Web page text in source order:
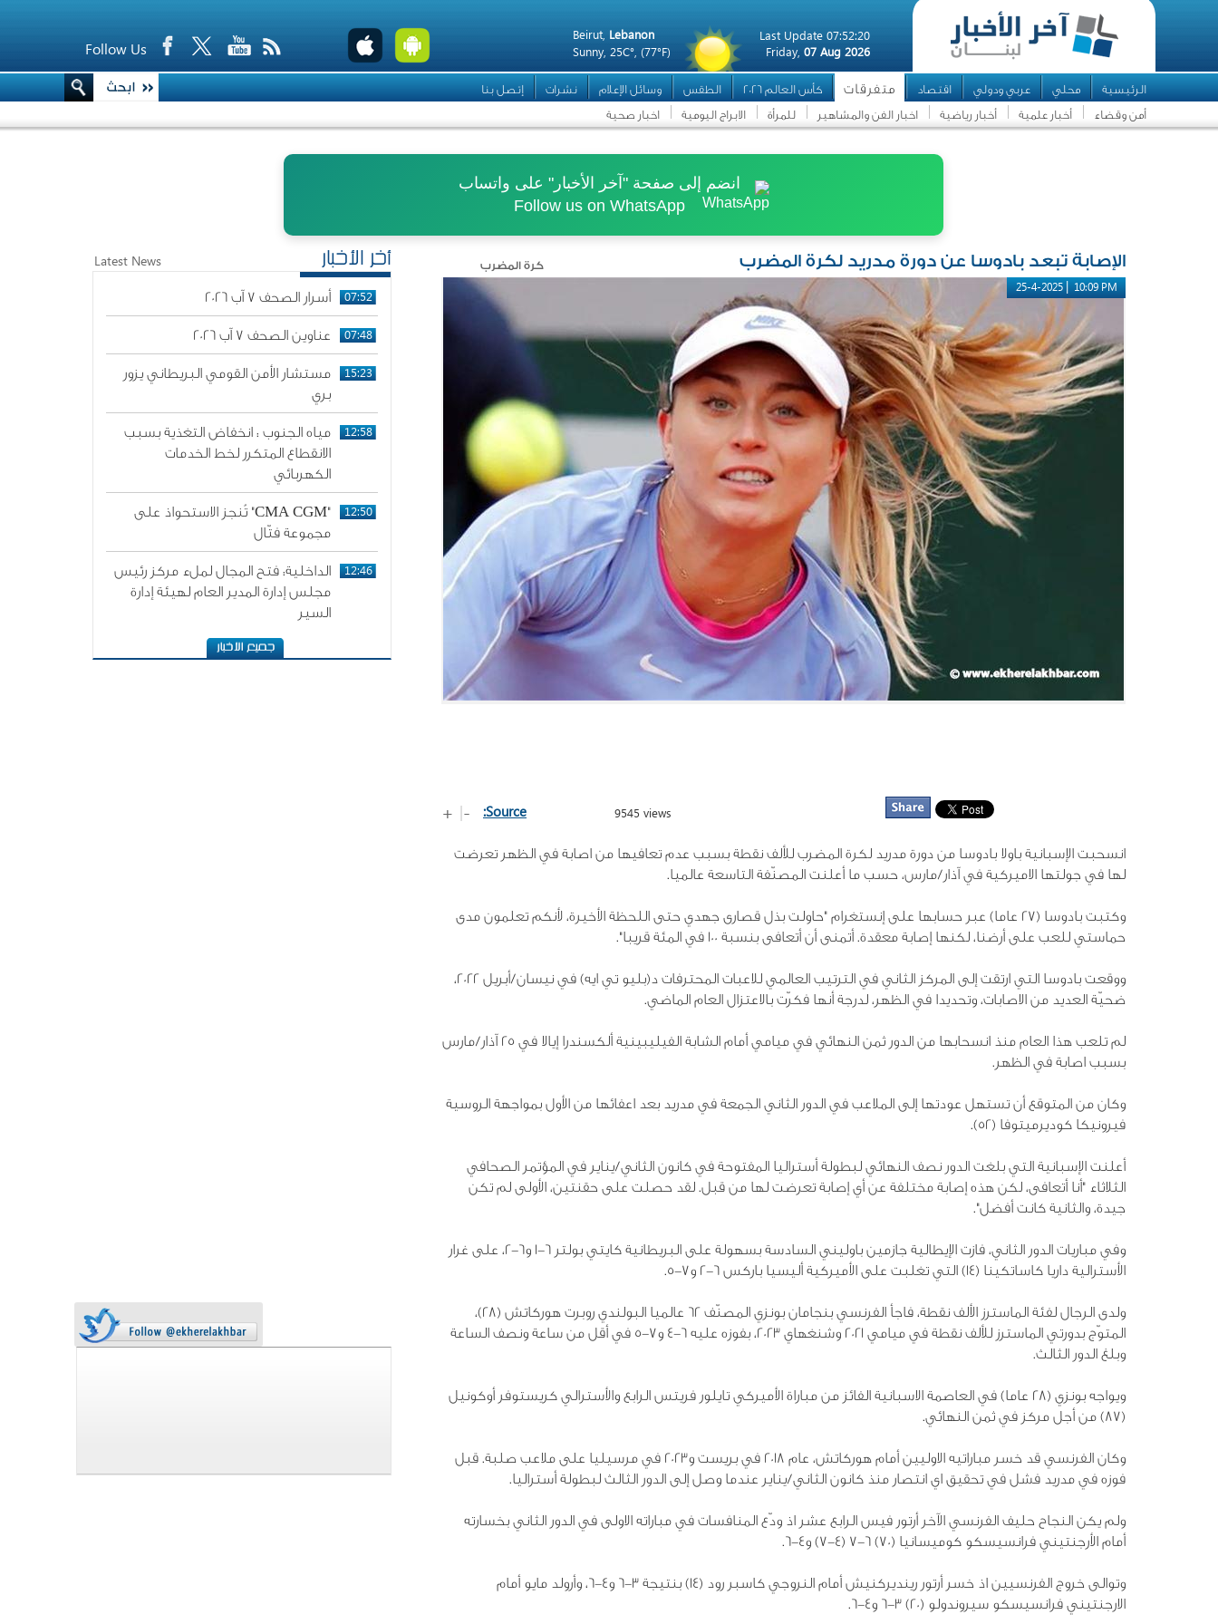
Last Update 07:52:20
Friday, 07 Aug 2026
Beirut, Lebanon
Sunny, 25C°, (77°F)
Follow Us
الرئيسية محلي عربي ودولي اقتصاد متفرقات كأس العالم 2026 الطقس وسائل الإعلام نشرات
إتصل بنا
أمن وقضاء
أخبار علمية أخبار رياضية اخبار الفن والمشاهير للمرأة الابراج اليومية اخبار صحية
انضم إلى صفحة "آخر الأخبار" على واتساب
Follow us on WhatsApp
الإصابة تبعد بادوسا عن دورة مدريد لكرة المضرب كرة المضرب
25-4-2025 | 10:09 PM
9545 views
Source:
-
|
+
انسحبت الإسبانية باولا بادوسا من دورة مدريد لكرة المضرب للألف نقطة بسبب عدم تعافيها من اصابة في الظهر تعرضت
لها في جولتها الاميركية في آذار/مارس، حسب ما أعلنت المصنّفة التاسعة عالميا.
وكتبت بادوسا (27 عاما) عبر حسابها على إنستغرام "حاولت بذل قصارى جهدي حتى اللحظة الأخيرة، لأنكم تعلمون مدى
حماستي للعب على أرضنا، لكنها إصابة معقدة. أتمنى أن أتعافى بنسبة 100 في المئة قريبا".
ووقعت بادوسا التي ارتقت إلى المركز الثاني في الترتيب العالمي للاعبات المحترفات د(بليو تي ايه) في نيسان/أبريل 2022،
ضحيّة العديد من الاصابات، وتحديدا في الظهر، لدرجة أنها فكرّت بالاعتزال العام الماضي.
لم تلعب هذا العام منذ انسحابها من الدور ثمن النهائي في ميامي أمام الشابة الفيليبينية ألكسندرا إيالا في 25 آذار/مارس
بسبب اصابة في الظهر.
وكان من المتوقع أن تستهل عودتها إلى الملاعب في الدور الثاني الجمعة في مدريد بعد اعفائها من الأول بمواجهة الروسية
فيرونيكا كوديرميتوفا (52).
أعلنت الإسبانية التي بلغت الدور نصف النهائي لبطولة أستراليا المفتوحة في كانون الثاني/يناير في المؤتمر الصحافي
الثلاثاء "أنا أتعافى، لكن هذه إصابة مختلفة عن أي إصابة تعرضت لها من قبل. لقد حصلت على حقنتين، الأولى لم تكن
جيدة، والثانية كانت أفضل".
وفي مباريات الدور الثاني، فازت الإيطالية جازمين باوليني السادسة بسهولة على البريطانية كايتي بولتر 6-1 و6-2، على غرار
الأسترالية داريا كاساتكينا (14) التي تغلبت على الأميركية أليسيا باركس 6-2 و7-5.
ولدى الرجال لفئة الماسترز الألف نقطة، فاجأ الفرنسي بنجامان بونزي المصنّف 62 عالميا البولندي روبرت هوركاتش (28)،
المتوّج بدورتي الماسترز للألف نقطة في ميامي 2021 وشنغهاي 2023، بفوزه عليه 6-4 و7-5 في أقل من ساعة ونصف الساعة
وبلغ الدور الثالث.
ويواجه بونزي (28 عاما) في العاصمة الاسبانية الفائز من مباراة الأميركي تايلور فريتس الرابع والأسترالي كريستوفر أوكونيل
(87) من أجل مركز في ثمن النهائي.
وكان الفرنسي قد خسر مباراتيه الاوليين أمام هوركاتش، عام 2018 في بريست و2023 في مرسيليا على ملاعب صلبة. قبل
فوزه في مدريد فشل في تحقيق اي انتصار منذ كانون الثاني/يناير عندما وصل إلى الدور الثالث لبطولة أستراليا.
ولم يكن النجاح حليف الفرنسي الآخر أرتور فيس الرابع عشر اذ ودّع المنافسات في مباراته الاولى في الدور الثاني بخسارته
أمام الأرجنتيني فرانسيسكو كوميسانيا (70) 6-7 (4-7) و4-6.
وتوالى خروج الفرنسيين اذ خسر أرتور رينديركنيش أمام النروجي كاسبر رود (14) بنتيجة 3-6 و4-6، وأرولد مايو أمام
الارجنتيني فرانسيسكو سيروندولو (20) 3-6 و4-6.
أخر الأخبار Latest News
07:52 أسرار الصحف 7 آب 2026
07:48 عناوين الصحف 7 آب 2026
15:23
مستشار الأمن القومي البريطاني يزور
بري
12:58
مياه الجنوب : انخفاض التغذية بسبب
الانقطاع المتكرر لخط الخدمات
الكهربائي
12:50
"CMA CGM" تُنجز الاستحواذ على
مجموعة فتّال
12:46
الداخلية: فتح المجال لملء مركز رئيس
مجلس إدارة المدير العام لهيئة إدارة
السير